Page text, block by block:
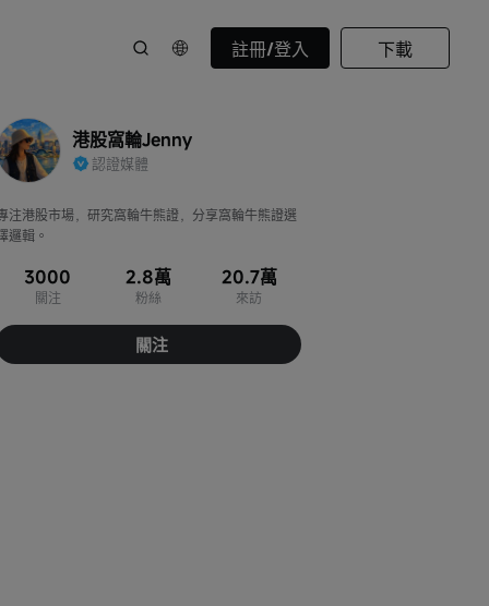
註冊/登入 下載
港股窩輪Jenny
認證媒體
注港股市場，研究窩輪牛熊證，分享窩輪牛熊證選
邏輯。
3000
關注
2.8萬
粉絲
20.7萬
來訪
關注